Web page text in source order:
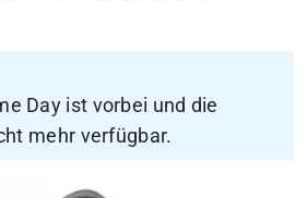
Day ist vorbei und die
mehr verfügbar.